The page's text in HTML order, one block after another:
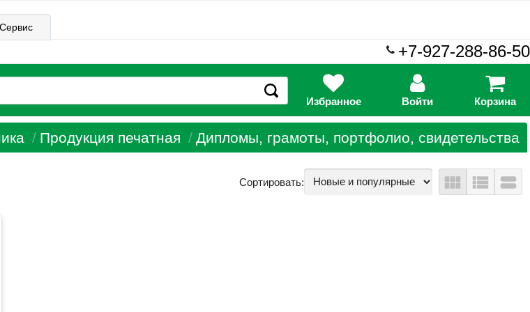
Сервис
+7-927-288-86-50
Избранное Войти Корзина
Продукция печатная Дипломы, грамоты, портфолио, свидетельства
Сортировать: view_module view_list view_stream